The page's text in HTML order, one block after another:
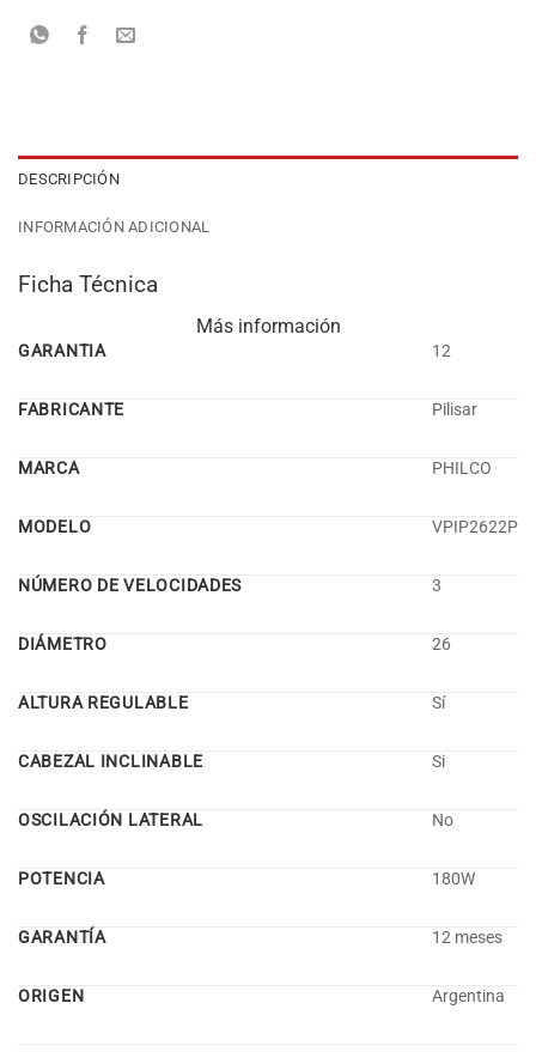
DESCRIPCIÓN
INFORMACIÓN ADICIONAL
Ficha Técnica
Más información
GARANTIA 12
FABRICANTE Pilisar
MARCA PHILCO
MODELO VPIP2622P
NÚMERO DE VELOCIDADES 3
DIÁMETRO 26
ALTURA REGULABLE Sí
CABEZAL INCLINABLE Si
OSCILACIÓN LATERAL No
POTENCIA 180W
GARANTÍA 12 meses
ORIGEN Argentina